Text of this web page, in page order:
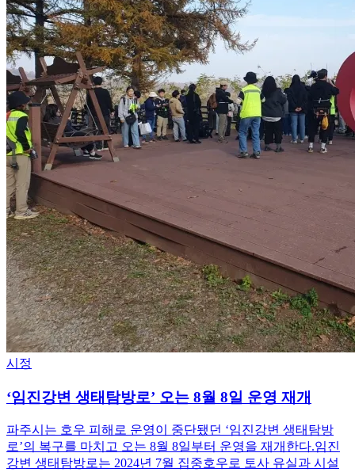
시정
‘임진강변 생태탐방로’ 오는 8월 8일 운영 재개
파주시는 호우 피해로 운영이 중단됐던 ‘임진강변 생태탐방
로’의 복구를 마치고 오는 8월 8일부터 운영을 재개한다.임진
강변 생태탐방로는 2024년 7월 집중호우로 토사 유실과 시설